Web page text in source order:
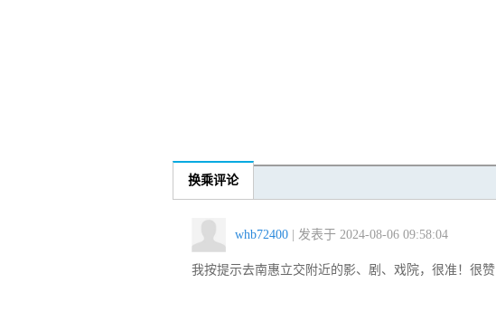
换乘评论
whb72400 | 发表于 2024-08-06 09:58:04
我按提示去南惠立交附近的影、剧、戏院，很准！很赞